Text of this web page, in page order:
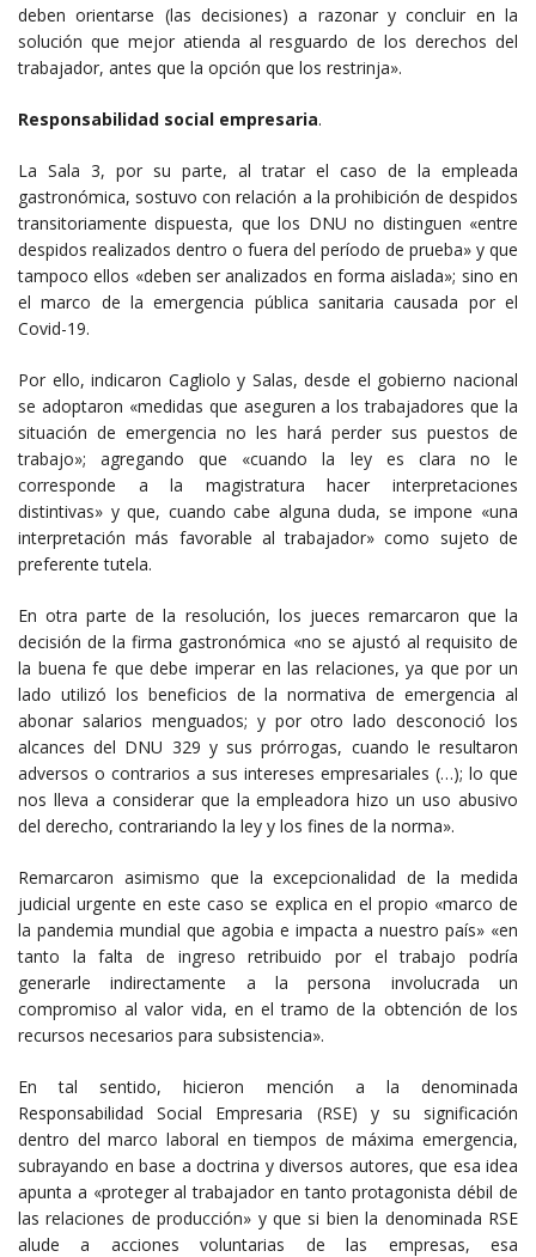
deben orientarse (las decisiones) a razonar y concluir en la
solución que mejor atienda al resguardo de los derechos del
trabajador, antes que la opción que los restrinja».
Responsabilidad social empresaria.
La Sala 3, por su parte, al tratar el caso de la empleada
gastronómica, sostuvo con relación a la prohibición de despidos
transitoriamente dispuesta, que los DNU no distinguen «entre
despidos realizados dentro o fuera del período de prueba» y que
tampoco ellos «deben ser analizados en forma aislada»; sino en
el marco de la emergencia pública sanitaria causada por el
Covid-19.
Por ello, indicaron Cagliolo y Salas, desde el gobierno nacional
se adoptaron «medidas que aseguren a los trabajadores que la
situación de emergencia no les hará perder sus puestos de
trabajo»; agregando que «cuando la ley es clara no le
corresponde a la magistratura hacer interpretaciones
distintivas» y que, cuando cabe alguna duda, se impone «una
interpretación más favorable al trabajador» como sujeto de
preferente tutela.
En otra parte de la resolución, los jueces remarcaron que la
decisión de la firma gastronómica «no se ajustó al requisito de
la buena fe que debe imperar en las relaciones, ya que por un
lado utilizó los beneficios de la normativa de emergencia al
abonar salarios menguados; y por otro lado desconoció los
alcances del DNU 329 y sus prórrogas, cuando le resultaron
adversos o contrarios a sus intereses empresariales (…); lo que
nos lleva a considerar que la empleadora hizo un uso abusivo
del derecho, contrariando la ley y los fines de la norma».
Remarcaron asimismo que la excepcionalidad de la medida
judicial urgente en este caso se explica en el propio «marco de
la pandemia mundial que agobia e impacta a nuestro país» «en
tanto la falta de ingreso retribuido por el trabajo podría
generarle indirectamente a la persona involucrada un
compromiso al valor vida, en el tramo de la obtención de los
recursos necesarios para subsistencia».
En tal sentido, hicieron mención a la denominada
Responsabilidad Social Empresaria (RSE) y su significación
dentro del marco laboral en tiempos de máxima emergencia,
subrayando en base a doctrina y diversos autores, que esa idea
apunta a «proteger al trabajador en tanto protagonista débil de
las relaciones de producción» y que si bien la denominada RSE
alude a acciones voluntarias de las empresas, esa